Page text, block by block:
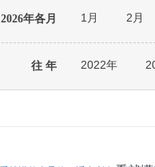
2026年各月 1月 2月
往 年 2022年